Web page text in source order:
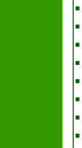
■
■
■
■
■
■
■
■